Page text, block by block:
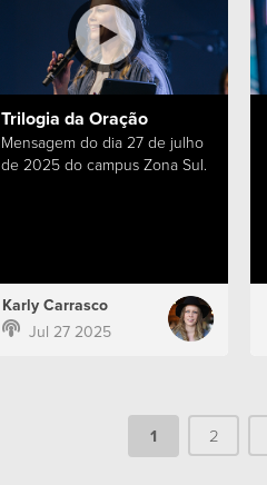
Trilogia da Oração
Mensagem do dia 27 de julho
de 2025 do campus Zona Sul.
Karly Carrasco
Jul 27 2025
1 2